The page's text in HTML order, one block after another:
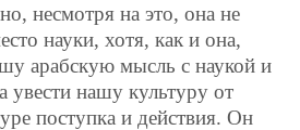
несмотря на это, она не
науки, хотя, как и она,
арабскую мысль с наукой и
увести нашу культуру от
поступка и действия. Он